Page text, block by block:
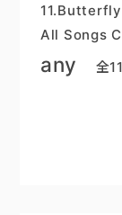
11.Butterfly
All Songs
any 全11